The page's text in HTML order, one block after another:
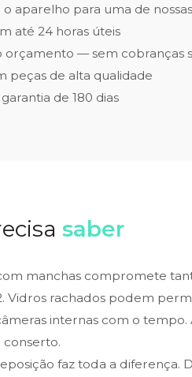
o aparelho para uma de
até 24 horas úteis
orçamento — sem cobranças
peças de alta qualidade
de 180 dias
saber
manchas compromete
Vidros rachados podem
internas com o
faz toda a diferença.